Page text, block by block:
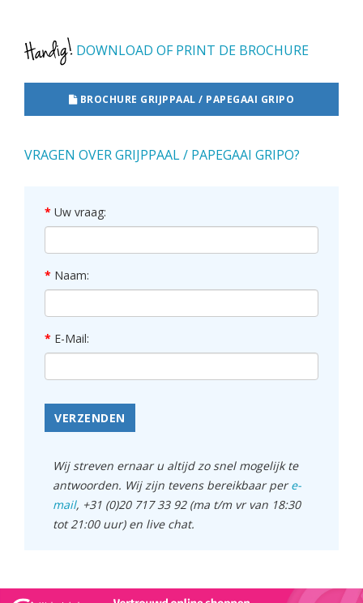
DOWNLOAD OF PRINT DE BROCHURE
BROCHURE GRIJPPAAL / PAPEGAAI GRIPO
VRAGEN OVER GRIJPPAAL / PAPEGAAI GRIPO?
Uw vraag:
Naam:
E-Mail:
VERZENDEN
Wij streven ernaar u altijd zo snel mogelijk te
antwoorden. Wij zijn tevens bereikbaar pere-
mail, +31 (0)20 717 33 92 (ma t/m vr van 18:30
tot 21:00 uur) en live chat.